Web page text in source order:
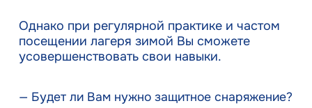
Однако при регулярной практике и частом
посещении лагеря зимой Вы сможете
усовершенствовать свои навыки.
— Будет ли Вам нужно защитное снаряжение?